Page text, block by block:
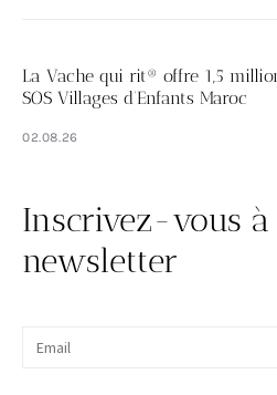
La Vache qui rit® offre 1,5
SOS Villages d’Enfants Maroc
02.08.26
Inscrivez-vous
newsletter